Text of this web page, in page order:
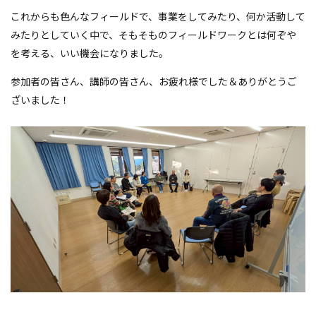
これからも色んなフィールドで、事業をしてみたり、何か活動して
みたりとしていく中で、そもそものフィールドワークとは何ぞや
を考える、いい機会になりました。
参加者の皆さん、講師の皆さん、お疲れ様でした＆ありがとうご
ざいました！